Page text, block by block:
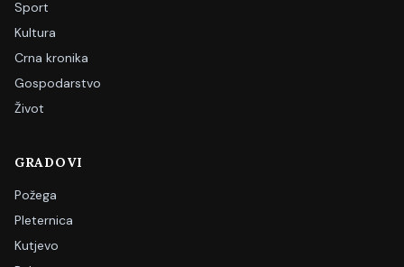
Sport
Kultura
Crna kronika
Gospodarstvo
Život
GRADOVI
Požega
Pleternica
Kutjevo